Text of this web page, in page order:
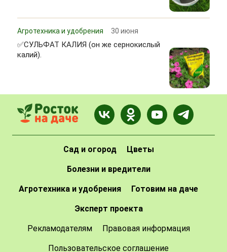
Агротехника и удобрения 30 июня
✅СУЛЬФАТ КАЛИЯ (он же сернокислый
калий).
Сад и огород Цветы
Болезни и вредители
Агротехника и удобрения Готовим на даче
Эксперт проекта
Рекламодателям Правовая информация
Пользовательское соглашение